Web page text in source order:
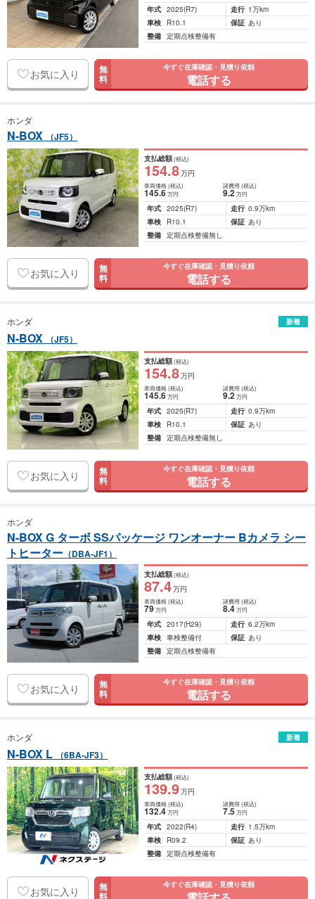
年式 2025(R7) 走行 1万km
車検
R10.1 保証 あり
整備 定期点検整備有
お気に入り 無
料
今すぐ在庫確認・見積り依頼
電話する
ホンダ
N-BOX （JF5）
支払総額(税込)
154.8万円
車両価格(税込)
145.6万円
諸費用 (税込)
9.2 万円
年式 2025(R7) 走行 0.9万km
車検
R10.1 保証 あり
整備 定期点検整備無し
お気に入り 無
料
今すぐ在庫確認・見積り依頼
電話する
ホンダ 新着
N-BOX （JF5）
支払総額(税込)
154.8万円
車両価格(税込)
145.6万円
諸費用 (税込)
9.2 万円
年式 2025(R7) 走行 0.9万km
車検
R10.1 保証 あり
整備 定期点検整備無し
お気に入り 無
料
今すぐ在庫確認・見積り依頼
電話する
ホンダ
N-BOX G ターボ SSパッケージ ワンオーナー Bカメラ シー
トヒーター （DBA-JF1）
支払総額(税込)
87.4万円
車両価格(税込)
79万円
諸費用 (税込)
8.4 万円
年式 2017(H29) 走行 6.2万km
車検 車検整備付 保証 あり
整備 定期点検整備有
お気に入り 無
料
今すぐ在庫確認・見積り依頼
電話する
ホンダ 新着
N-BOX L （6BA-JF3）
支払総額(税込)
139.9万円
車両価格(税込)
132.4万円
諸費用 (税込)
7.5 万円
年式 2022(R4) 走行 1.5万km
車検
R09.2 保証 あり
整備 定期点検整備有
お気に入り 無
料
今すぐ在庫確認・見積り依頼